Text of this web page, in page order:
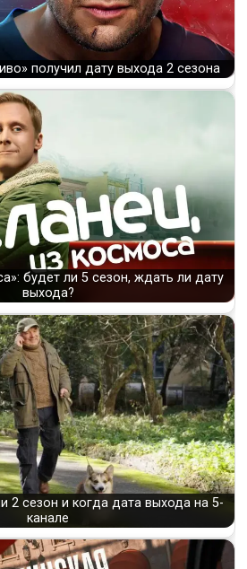
получил дату выхода 2 сезона
будет ли 5 сезон, ждать ли дату
выхода?
2 сезон и когда дата выхода на 5-
канале